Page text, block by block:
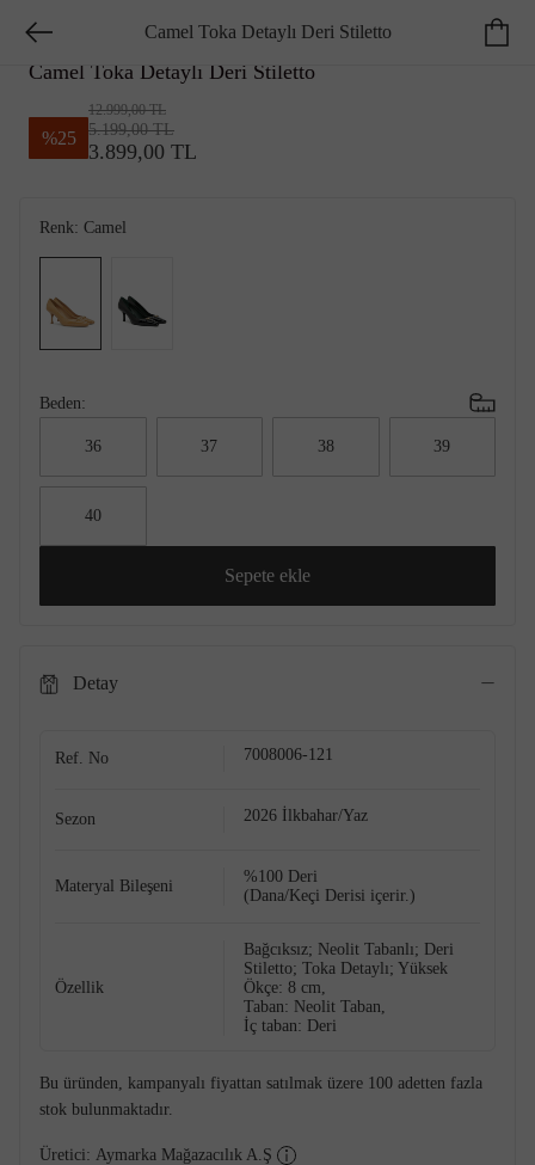
GEORGE HOGG SMART
Camel Toka Detaylı Deri Stiletto
%25
12.999,00 TL
5.199,00 TL
3.899,00 TL
Renk: Camel
Beden:
36 37 38 39
40
Sepete ekle
Detay
Ref. No 7008006-121
Sezon 2026 İlkbahar/Yaz
Materyal Bileşeni
%100 Deri
(Dana/Keçi Derisi içerir.)
Özellik
Bağcıksız; Neolit Tabanlı; Deri
Stiletto; Toka Detaylı; Yüksek
Ökçe: 8 cm,
Taban: Neolit Taban,
İç taban: Deri
Bu üründen, kampanyalı fiyattan satılmak üzere 100 adetten fazla
stok bulunmaktadır.
Üretici: Aymarka Mağazacılık A.Ş
Camel Toka Detaylı Deri Stiletto